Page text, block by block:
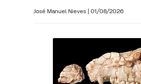
José Manuel Nieves | 01/08/2026